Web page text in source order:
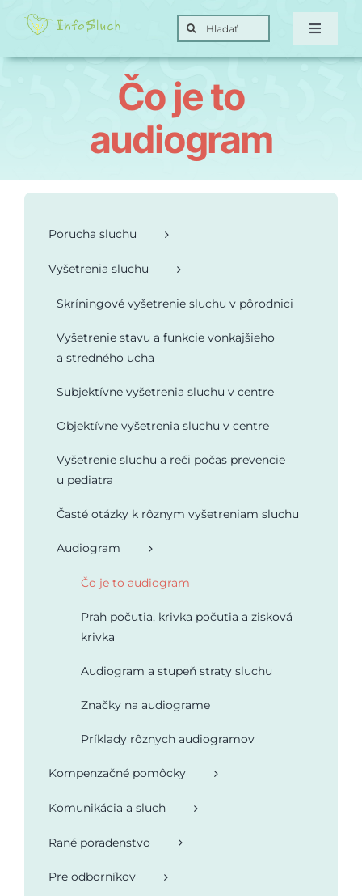
content
Toggle
Posunky
Ciele
Kontakt
Podporte nás
Search
for:
Čo je to
audiogram
Porucha sluchu
Vyšetrenia sluchu
Skríningové vyšetrenie sluchu v pôrodnici
Vyšetrenie stavu a funkcie vonkajšieho
a stredného ucha
Subjektívne vyšetrenia sluchu v centre
Objektívne vyšetrenia sluchu v centre
Vyšetrenie sluchu a reči počas prevencie
u pediatra
Časté otázky k rôznym vyšetreniam sluchu
Audiogram
Čo je to audiogram
Prah počutia, krivka počutia a zisková
krivka
Audiogram a stupeň straty sluchu
Značky na audiograme
Príklady rôznych audiogramov
Kompenzačné pomôcky
Komunikácia a sluch
Rané poradenstvo
Pre odborníkov